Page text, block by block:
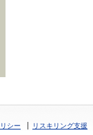
シー リスキリング支援